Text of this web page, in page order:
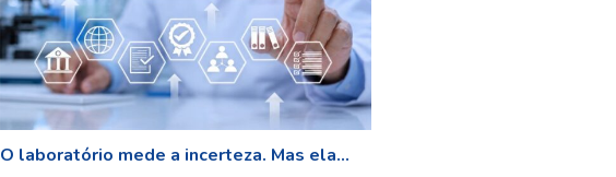
O laboratório mede a incerteza. Mas ela...